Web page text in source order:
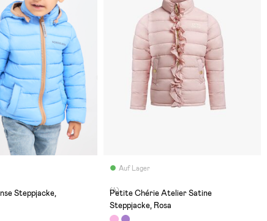
Steppjacke,
Auf Lager
(4)
Petite Chérie Atelier Satine
Steppjacke, Rosa